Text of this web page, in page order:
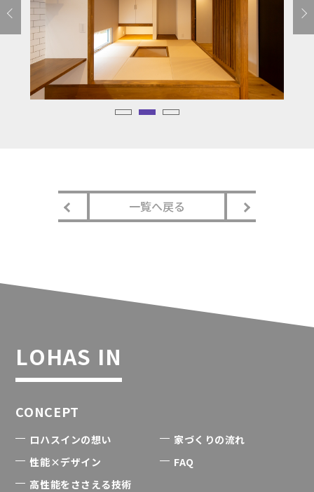
一覧へ戻る
LOHAS IN
CONCEPT
ロハスインの想い
性能×デザイン
高性能をささえる技術
家づくりの流れ
FAQ